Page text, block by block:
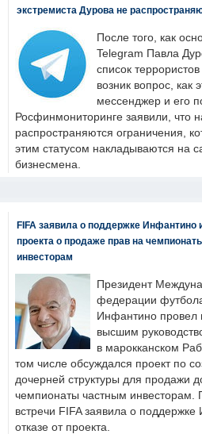
экстремиста Дурова не
После того, как
Telegram Павла
список
возник вопрос, как
мессенджер и его
Росфинмониторинге заявили, что
распространяются ограничения,
этим статусом накладываются на
бизнесмена.
FIFA заявила о поддержке Инфантино
проекта о продаже прав на
инвесторам
Президент
федерации
Инфантино провел
высшим
в марокканском
том числе обсуждался проект по
дочерней структуры для продажи
чемпионаты частным инвесторам.
встречи FIFA заявила о
отказе от проекта.